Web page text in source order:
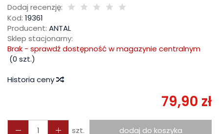
Dodaj recenzję:
Kod: 19361
Producent: ANTAL
Sklep stacjonarny:
Brak - sprawdź dostępność w magazynie centralnym
(0 szt.)
Historia ceny
79,90 zł
szt. dodaj do koszyka